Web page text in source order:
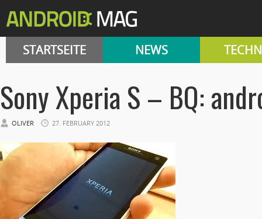
STARTSEITE NEWS
Sony Xperia S – BQ:
OLIVER 27. FEBRUARY 2012